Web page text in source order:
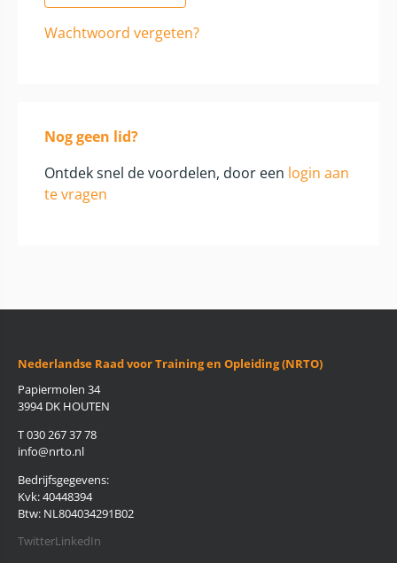
Wachtwoord vergeten?
Nog geen lid?
Ontdek snel de voordelen, door een login aan
te vragen
Nederlandse Raad voor Training en Opleiding (NRTO)
Papiermolen 34
3994 DK HOUTEN
T 030 267 37 78
info@nrto.nl
Bedrijfsgegevens:
Kvk: 40448394
Btw: NL804034291B02
TwitterLinkedIn